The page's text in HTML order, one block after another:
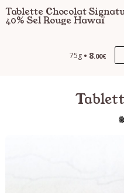
Tablette Chocolat
40% Sel Rouge Hawaï
75g 8.00€